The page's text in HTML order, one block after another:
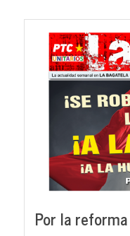
Por la reforma